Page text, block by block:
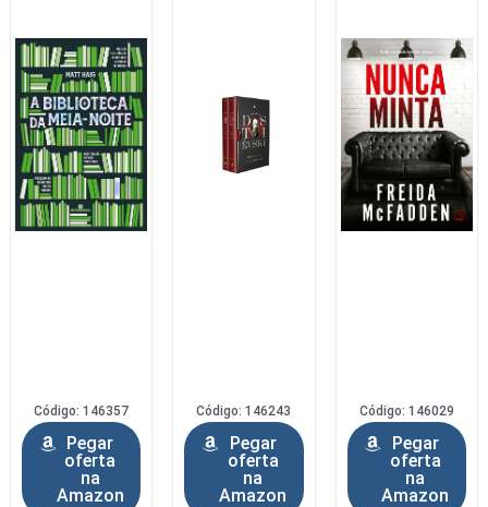
Código: 146357
Pegar
oferta
na
Amazon
Código: 146243
Pegar
oferta
na
Amazon
Código: 146029
Pegar
oferta
na
Amazon